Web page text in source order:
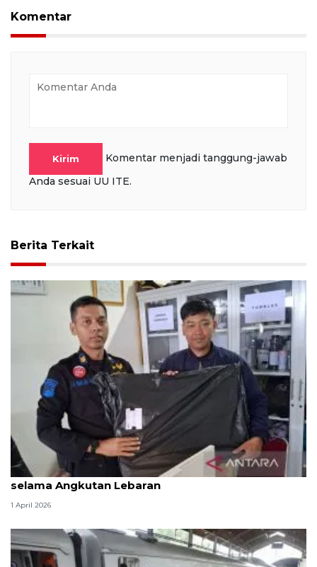
Komentar
Kirim
Komentar menjadi tanggung-jawab
Anda sesuai UU ITE.
Berita Terkait
KAI Purwokerto amankan 336 barang tertinggal
selama Angkutan Lebaran
1 April 2026